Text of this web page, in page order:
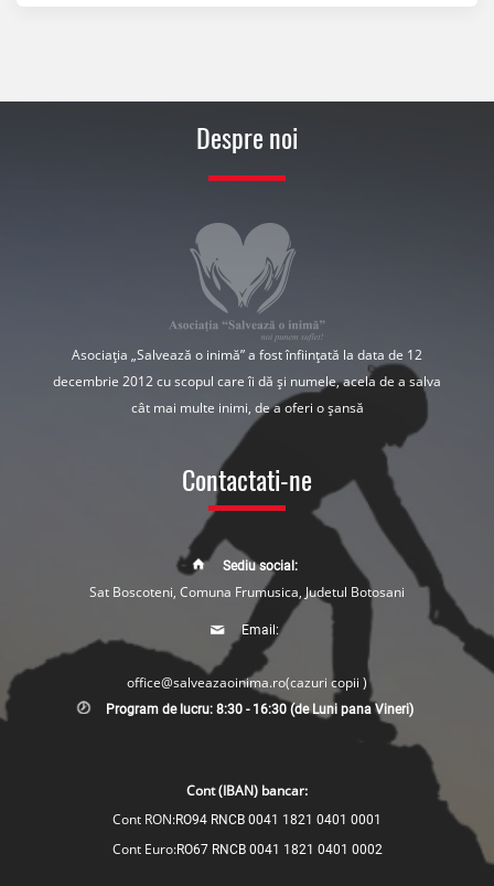
Despre noi
Asociația „Salvează o inimă” a fost înființată la data de 12
decembrie 2012 cu scopul care îi dă și numele, acela de a salva
cât mai multe inimi, de a oferi o șansă
Contactati-ne
Sediu social:
Sat Boscoteni, Comuna Frumusica, Judetul Botosani
Email:
office@salveazaoinima.ro(cazuri copii )
Program de lucru: 8:30 - 16:30 (de Luni pana Vineri)
Cont (IBAN) bancar:
Cont RON:RO94 RNCB 0041 1821 0401 0001
Cont Euro:RO67 RNCB 0041 1821 0401 0002